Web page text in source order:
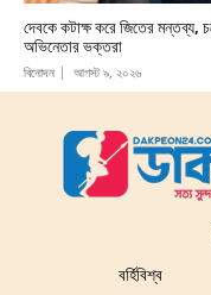
দেবকে কটাক্ষ করে জিতের মন্তব্য,
অভিনেতার ভক্তরা
বিনোদন আগস্ট ৯, ২০২৬
বর্হিবিশ্ব